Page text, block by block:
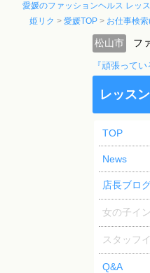
愛媛のファッションヘルス レッ
姫リク
愛媛TOP お仕事検
松山市 フ
『頑張って
レッス
TOP
News
店長ブロ
女の子イ
スタッフ
Q&A